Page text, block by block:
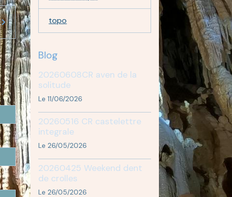
topo
Blog
20260608CR aven de la
solitude
Le 11/06/2026
20260516 CR castelettre
integrale
Le 26/05/2026
20260425 Weekend dent
de crolles
Le 26/05/2026